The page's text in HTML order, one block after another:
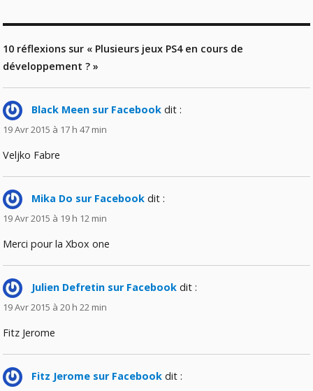
10 réflexions sur « Plusieurs jeux PS4 en cours de
développement ? »
Black Meen sur Facebook dit :
19 Avr 2015 à 17 h 47 min
Veljko Fabre
Mika Do sur Facebook dit :
19 Avr 2015 à 19 h 12 min
Merci pour la Xbox one
Julien Defretin sur Facebook dit :
19 Avr 2015 à 20 h 22 min
Fitz Jerome
Fitz Jerome sur Facebook dit :